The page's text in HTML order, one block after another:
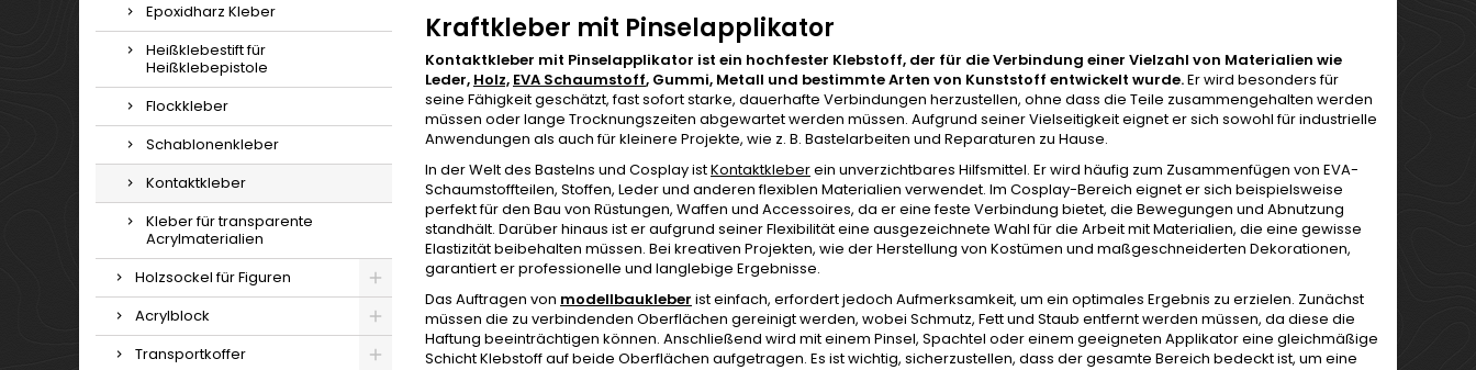
Epoxidharz Kleber
Heißklebestift für
Heißklebepistole
Flockkleber
Schablonenkleber
Kontaktkleber
Kleber für transparente
Acrylmaterialien
Holzsockel für Figuren
Acrylblock
Transportkoffer
Kraftkleber mit Pinselapplikator
Kontaktkleber mit Pinselapplikator ist ein hochfester Klebstoff, der für die Verbindung einer Vielzahl von Materialien wie
Leder, Holz, EVA Schaumstoff, Gummi, Metall und bestimmte Arten von Kunststoff entwickelt wurde.Er wird besonders für
seine Fähigkeit geschätzt, fast sofort starke, dauerhafte Verbindungen herzustellen, ohne dass die Teile zusammengehalten werden
müssen oder lange Trocknungszeiten abgewartet werden müssen. Aufgrund seiner Vielseitigkeit eignet er sich sowohl für industrielle
Anwendungen als auch für kleinere Projekte, wie z. B. Bastelarbeiten und Reparaturen zu Hause.
In der Welt des Bastelns und Cosplay istKontaktkleberein unverzichtbares Hilfsmittel. Er wird häufig zum Zusammenfügen von EVA-
Schaumstoffteilen, Stoffen, Leder und anderen flexiblen Materialien verwendet. Im Cosplay-Bereich eignet er sich beispielsweise
perfekt für den Bau von Rüstungen, Waffen und Accessoires, da er eine feste Verbindung bietet, die Bewegungen und Abnutzung
standhält. Darüber hinaus ist er aufgrund seiner Flexibilität eine ausgezeichnete Wahl für die Arbeit mit Materialien, die eine gewisse
Elastizität beibehalten müssen. Bei kreativen Projekten, wie der Herstellung von Kostümen und maßgeschneiderten Dekorationen,
garantiert er professionelle und langlebige Ergebnisse.
Das Auftragen von modellbaukleber ist einfach, erfordert jedoch Aufmerksamkeit, um ein optimales Ergebnis zu erzielen. Zunächst
müssen die zu verbindenden Oberflächen gereinigt werden, wobei Schmutz, Fett und Staub entfernt werden müssen, da diese die
Haftung beeinträchtigen können. Anschließend wird mit einem Pinsel, Spachtel oder einem geeigneten Applikator eine gleichmäßige
Schicht Klebstoff auf beide Oberflächen aufgetragen. Es ist wichtig, sicherzustellen, dass der gesamte Bereich bedeckt ist, um eine